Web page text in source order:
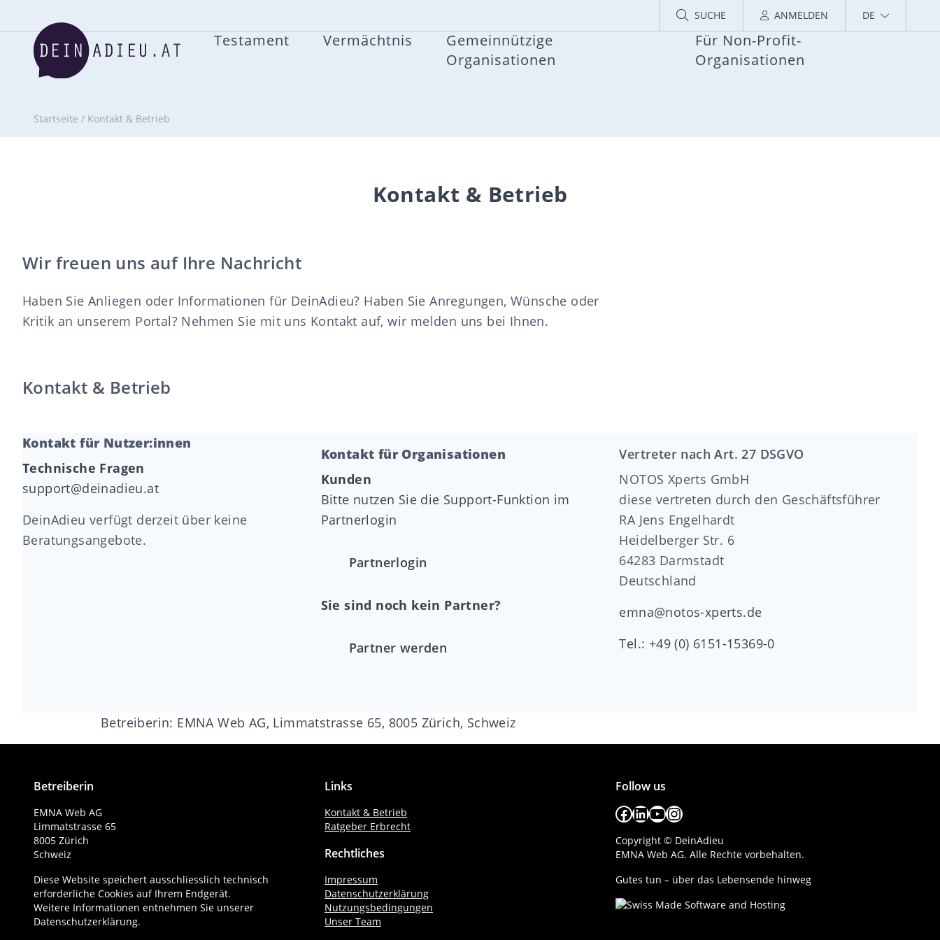
SUCHE ANMELDEN DE
Testament Vermächtnis
Gemeinnützige
Organisationen
Für Non-Profit-
Organisationen
Startseite / Kontakt & Betrieb
Kontakt & Betrieb
Wir freuen uns auf Ihre Nachricht
Haben Sie Anliegen oder Informationen für DeinAdieu? Haben Sie Anregungen, Wünsche oder
Kritik an unserem Portal? Nehmen Sie mit uns Kontakt auf, wir melden uns bei Ihnen.
Kontakt & Betrieb
Kontakt für Nutzer:innen
Technische Fragen
support@deinadieu.at
DeinAdieu verfügt derzeit über keine
Beratungsangebote.
Kontakt für Organisationen
Kunden
Bitte nutzen Sie die Support-Funktion im
Partnerlogin
Partnerlogin
Sie sind noch kein Partner?
Partner werden
Vertreter nach Art. 27 DSGVO
NOTOS Xperts GmbH
diese vertreten durch den Geschäftsführer
RA Jens Engelhardt
Heidelberger Str. 6
64283 Darmstadt
Deutschland
emna@notos-xperts.de
Tel.: +49 (0) 6151-15369-0
Betreiberin: EMNA Web AG, Limmatstrasse 65, 8005 Zürich, Schweiz
Betreiberin
EMNA Web AG
Limmatstrasse 65
8005 Zürich
Schweiz
Diese Website speichert ausschliesslich technisch
erforderliche Cookies auf Ihrem Endgerät.
Weitere Informationen entnehmen Sie unserer
Datenschutzerklärung.
Links
Kontakt & Betrieb
Ratgeber Erbrecht
Rechtliches
Impressum
Datenschutzerklärung
Nutzungsbedingungen
Unser Team
Follow us
Facebook
LinkedIn
YouTube
Instagram
Copyright © DeinAdieu
EMNA Web AG. Alle Rechte vorbehalten.
Gutes tun – über das Lebensende hinweg